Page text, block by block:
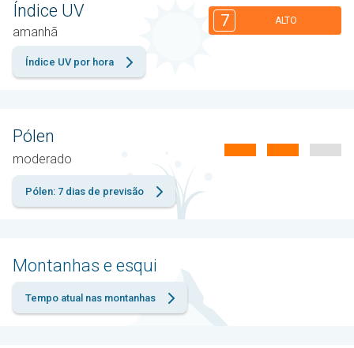
Índice UV
amanhã
7 ALTO
Índice UV por hora
Pólen
moderado
Pólen: 7 dias de previsão
Montanhas e esqui
Tempo atual nas montanhas